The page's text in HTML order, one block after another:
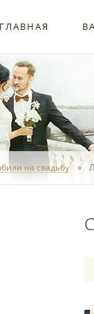
ГЛАВНАЯ
на свадьбу